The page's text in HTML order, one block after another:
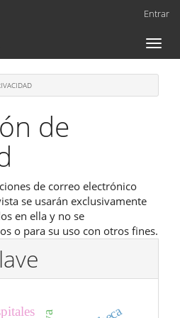
Entrar
Toggle
de
de correo electrónico
se usarán exclusivamente
en ella y no se
o para su uso con otros fines.